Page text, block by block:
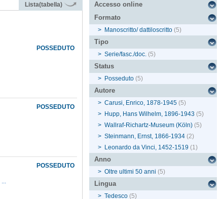
Lista(tabella)
POSSEDUTO
POSSEDUTO
POSSEDUTO
...
Accesso online
Formato
> Manoscritto/ dattiloscritto (5)
Tipo
> Serie/fasc./doc. (5)
Status
> Posseduto (5)
Autore
> Carusi, Enrico, 1878-1945 (5)
> Hupp, Hans Wilhelm, 1896-1943 (5)
> Wallraf-Richartz-Museum (Köln) (5)
> Steinmann, Ernst, 1866-1934 (2)
> Leonardo da Vinci, 1452-1519 (1)
Anno
> Oltre ultimi 50 anni (5)
Lingua
> Tedesco (5)